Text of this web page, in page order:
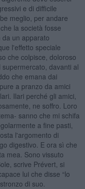
e di difficile
meglio, per andare
la società fosse
un apparato
l'effetto speciale
che colpisce, doloroso
davanti al
che emana dai
a pranzo da amici
Ilari perché gli amici,
ne soffro. Loro
sanno che mi schifa
a fine pasti,
l'argomento di
digestivo. E ora sì che
mea. Sono vissuto
scrive Prévert, si
lui che disse “lo
di suo.